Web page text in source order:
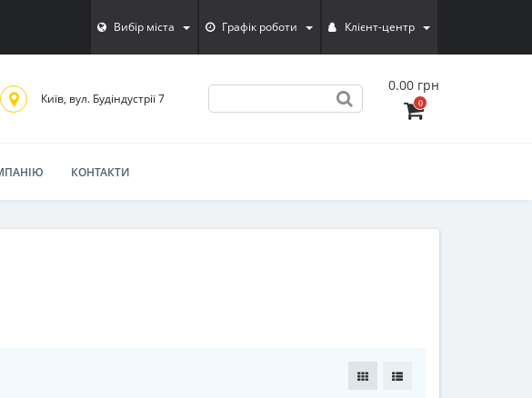
Вибiр мiста Графік роботи Клієнт-центр
Київ, вул. Будіндустрії 7
0.00 грн
0
КОНТАКТИ